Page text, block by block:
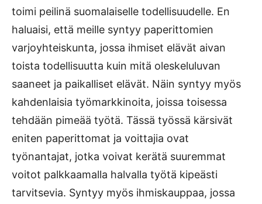
toimi peilinä suomalaiselle todellisuudelle. En
haluaisi, että meille syntyy paperittomien
varjoyhteiskunta, jossa ihmiset elävät aivan
toista todellisuutta kuin mitä oleskeluluvan
saaneet ja paikalliset elävät. Näin syntyy myös
kahdenlaisia työmarkkinoita, joissa toisessa
tehdään pimeää työtä. Tässä työssä kärsivät
eniten paperittomat ja voittajia ovat
työnantajat, jotka voivat kerätä suuremmat
voitot palkkaamalla halvalla työtä kipeästi
tarvitsevia. Syntyy myös ihmiskauppaa, jossa